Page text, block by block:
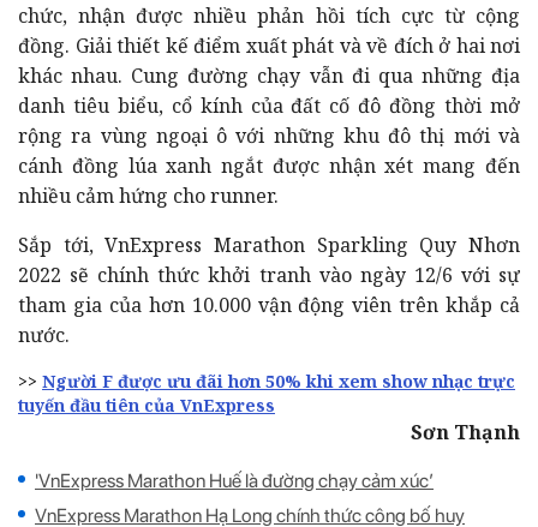
chức, nhận được nhiều phản hồi tích cực từ cộng
đồng. Giải thiết kế điểm xuất phát và về đích ở hai nơi
khác nhau. Cung đường chạy vẫn đi qua những địa
danh tiêu biểu, cổ kính của đất cố đô đồng thời mở
rộng ra vùng ngoại ô với những khu đô thị mới và
cánh đồng lúa xanh ngắt được nhận xét mang đến
nhiều cảm hứng cho runner.
Sắp tới, VnExpress Marathon Sparkling Quy Nhơn
2022 sẽ chính thức khởi tranh vào ngày 12/6 với sự
tham gia của hơn 10.000 vận động viên trên khắp cả
nước.
>> Người F được ưu đãi hơn 50% khi xem show nhạc trực
tuyến đầu tiên của VnExpress
Sơn Thạnh
'VnExpress Marathon Huế là đường chạy cảm xúc’
VnExpress Marathon Hạ Long chính thức công bố huy